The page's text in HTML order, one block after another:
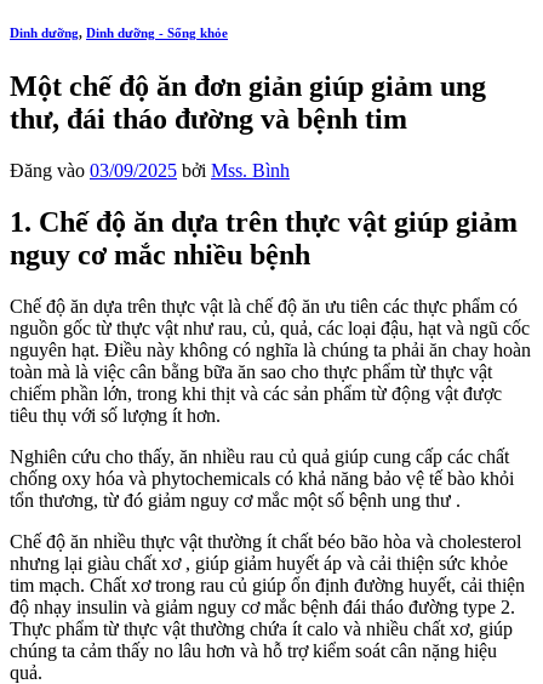
Dinh dưỡng, Dinh dưỡng - Sống khỏe
Một chế độ ăn đơn giản giúp giảm ung
thư, đái tháo đường và bệnh tim
Đăng vào 03/09/2025 bởi Mss. Bình
1. Chế độ ăn dựa trên thực vật giúp giảm
nguy cơ mắc nhiều bệnh
Chế độ ăn dựa trên thực vật là chế độ ăn ưu tiên các thực phẩm có
nguồn gốc từ thực vật như rau, củ, quả, các loại đậu, hạt và ngũ cốc
nguyên hạt. Điều này không có nghĩa là chúng ta phải ăn chay hoàn
toàn mà là việc cân bằng bữa ăn sao cho thực phẩm từ thực vật
chiếm phần lớn, trong khi thịt và các sản phẩm từ động vật được
tiêu thụ với số lượng ít hơn.
Nghiên cứu cho thấy, ăn nhiều rau củ quả giúp cung cấp các chất
chống oxy hóa và phytochemicals có khả năng bảo vệ tế bào khỏi
tổn thương, từ đó giảm nguy cơ mắc một số bệnh ung thư .
Chế độ ăn nhiều thực vật thường ít chất béo bão hòa và cholesterol
nhưng lại giàu chất xơ , giúp giảm huyết áp và cải thiện sức khỏe
tim mạch. Chất xơ trong rau củ giúp ổn định đường huyết, cải thiện
độ nhạy insulin và giảm nguy cơ mắc bệnh đái tháo đường type 2.
Thực phẩm từ thực vật thường chứa ít calo và nhiều chất xơ, giúp
chúng ta cảm thấy no lâu hơn và hỗ trợ kiểm soát cân nặng hiệu
quả.